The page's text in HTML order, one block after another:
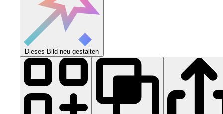
Dieses Bild neu gestalten